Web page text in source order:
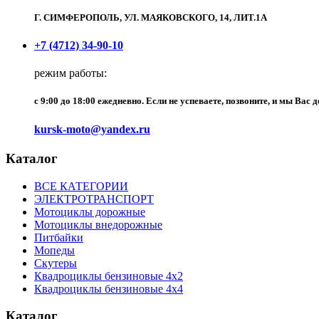
Г. СИМФЕРОПОЛЬ, УЛ. МАЯКОВСКОГО, 14, ЛИТ.1А
+7 (4712) 34-90-10
режим работы:
c 9:00 до 18:00 ежедневно. Если не успеваете, позвоните, и мы Вас
kursk-moto@yandex.ru
Каталог
ВСЕ КАТЕГОРИИ
ЭЛЕКТРОТРАНСПОРТ
Мотоциклы дорожные
Мотоциклы внедорожные
Питбайки
Мопеды
Скутеры
Квадроциклы бензиновые 4х2
Квадроциклы бензиновые 4х4
Каталог